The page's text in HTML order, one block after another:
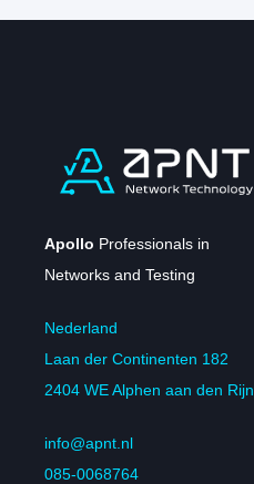
Apollo Professionals in
Networks and Testing
Nederland
Laan der Continenten 182
2404 WE Alphen aan den Rijn
info@apnt.nl
085-0068764